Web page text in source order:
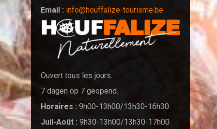
Email : info@houffalize-tourisme.be
Ouvert tous les jours.
7 dagen op 7 geopend.
Horaires : 9h00-13h00/13h30-16h30
Juil-Août : 9h30-13h00/13h30-17h00